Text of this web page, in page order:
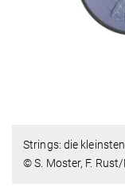
Strings: die
© S. Moster, F.